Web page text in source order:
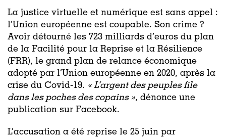
La justice virtuelle et numérique est sans appel :
l’Union européenne est coupable. Son crime ?
Avoir détourné les 723 milliards d’euros du plan
de la Facilité pour la Reprise et la Résilience
(FRR), le grand plan de relance économique
adopté par l’Union européenne en 2020, après la
crise du Covid-19. «L’argent des peuples file
dans les poches des copains », dénonce une
publication sur Facebook.
L’accusation a été reprise le 25 juin par